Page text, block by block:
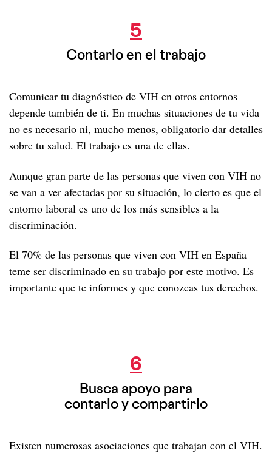
5
Contarlo en el trabajo
Comunicar tu diagnóstico de VIH en otros entornos
depende también de ti. En muchas situaciones de tu vida
no es necesario ni, mucho menos, obligatorio dar detalles
sobre tu salud. El trabajo es una de ellas.
Aunque gran parte de las personas que viven con VIH no
se van a ver afectadas por su situación, lo cierto es que el
entorno laboral es uno de los más sensibles a la
discriminación.
El 70% de las personas que viven con VIH en España
teme ser discriminado en su trabajo por este motivo. Es
importante que te informes y que conozcas tus derechos.
6
Busca apoyo para
contarlo y compartirlo
Existen numerosas asociaciones que trabajan con el VIH.